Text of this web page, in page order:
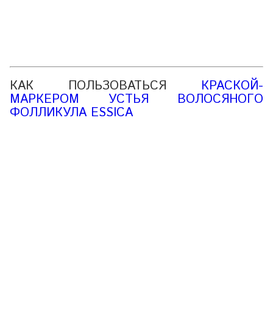
КАК ПОЛЬЗОВАТЬСЯ КРАСКОЙ-
МАРКЕРОМ УСТЬЯ ВОЛОСЯНОГО
ФОЛЛИКУЛА ESSICA